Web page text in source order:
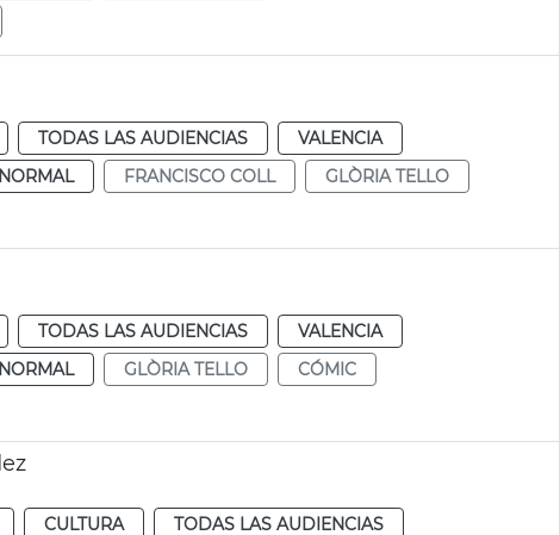
TODAS LAS AUDIENCIAS
VALENCIA
NORMAL FRANCISCO COLL
GLÒRIA TELLO
TODAS LAS AUDIENCIAS
VALENCIA
NORMAL GLÒRIA TELLO
CÓMIC
CULTURA TODAS LAS AUDIENCIAS